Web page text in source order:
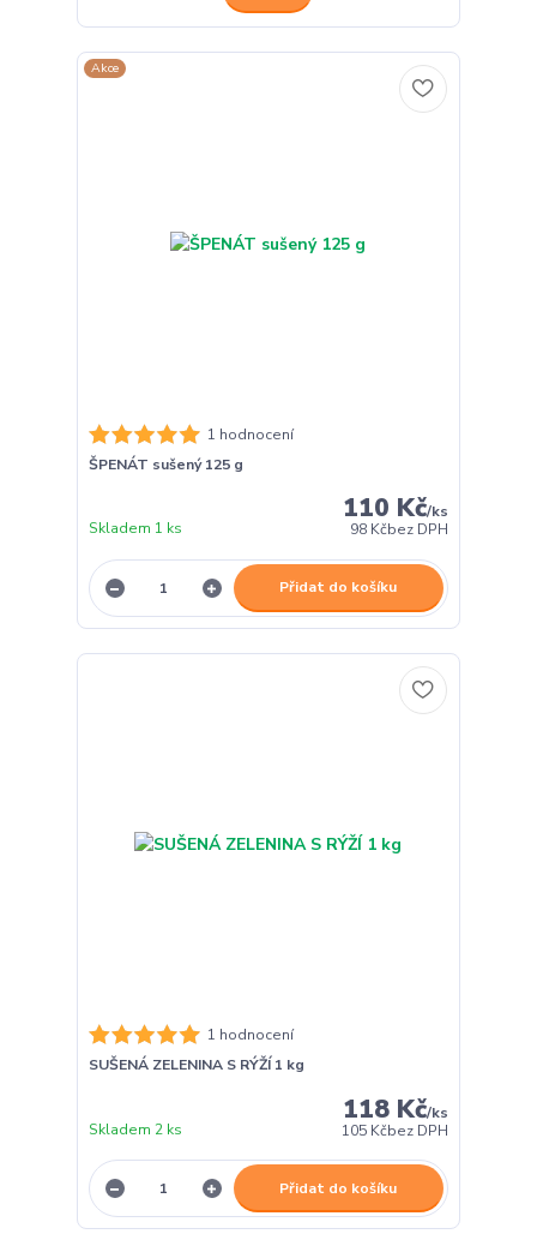
Akce
1 hodnocení
ŠPENÁT sušený 125 g
110 Kč/ks
98 Kčbez DPH
Skladem 1 ks
Přidat do košíku
1 hodnocení
SUŠENÁ ZELENINA S RÝŽÍ 1 kg
118 Kč/ks
105 Kčbez DPH
Skladem 2 ks
Přidat do košíku